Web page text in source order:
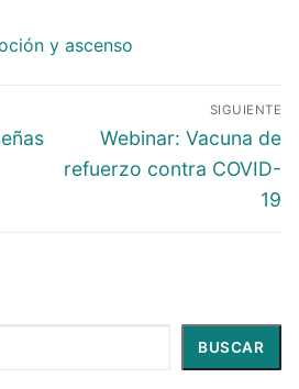
y ascenso
SIGUIENTE
Webinar: Vacuna de
refuerzo contra COVID-
19
BUSCAR